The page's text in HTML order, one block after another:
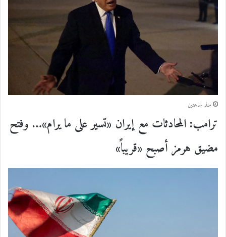
منذ ساعتين
ترامب: المحادثات مع إيران «تسير على ما يرام»… وفتح
مضيق هرمز أصبح «قريباً»